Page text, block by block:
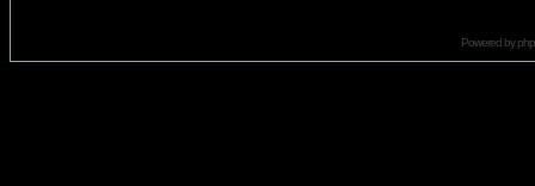
Powered by